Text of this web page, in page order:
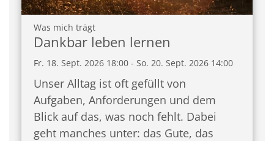
Was mich trägt:
Dankbar leben lernen
Fr. 18. Sept. 2026 18:00 - So. 20. Sept. 2026 14:00
Unser Alltag ist oft gefüllt von
Aufgaben, Anforderungen und dem
Blick auf das, was noch fehlt. Dabei
geht manches unter: das Gute, das